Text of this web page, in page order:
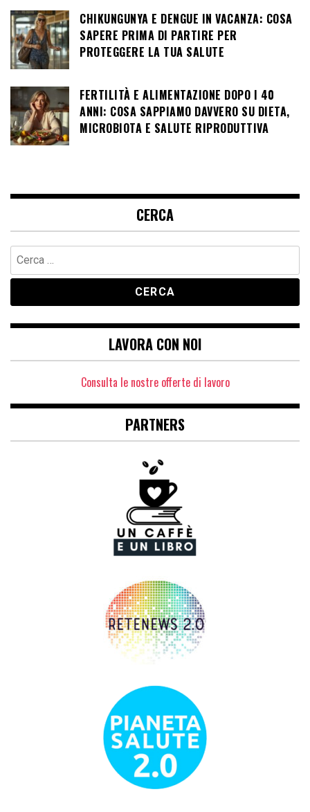
CHIKUNGUNYA E DENGUE IN VACANZA: COSA
SAPERE PRIMA DI PARTIRE PER
PROTEGGERE LA TUA SALUTE
FERTILITÀ E ALIMENTAZIONE DOPO I 40
ANNI: COSA SAPPIAMO DAVVERO SU DIETA,
MICROBIOTA E SALUTE RIPRODUTTIVA
CERCA
Ricerca
per:
LAVORA CON NOI
Consulta le nostre offerte di lavoro
PARTNERS